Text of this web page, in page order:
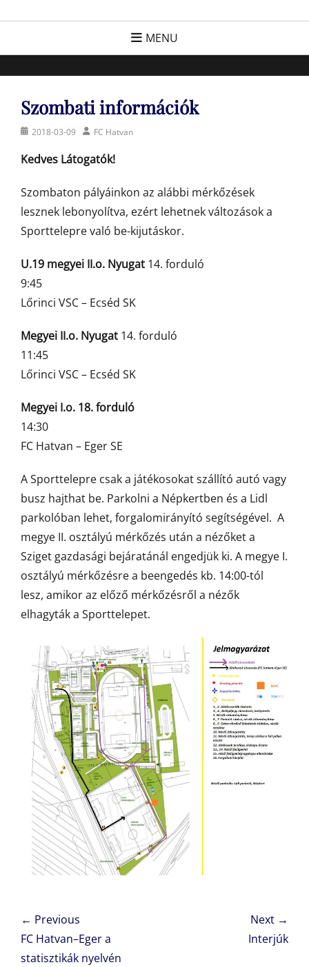
FC Hatvan
Egyesület a hatvani labdarúgásért, sportért!
MENU
Szombati információk
Posted2018-03-09 AuthorFC Hatvan
Kedves Látogatók!
Szombaton pályáinkon az alábbi mérkőzések
lesznek lebonyolítva, ezért lehetnek változások a
Sporttelepre való be-kijutáskor.
U.19 megyei II.o. Nyugat 14. forduló
9:45
Lőrinci VSC – Ecséd SK
Megyei II.o. Nyugat 14. forduló
11:45
Lőrinci VSC – Ecséd SK
Megyei I.o. 18. forduló
14:30
FC Hatvan – Eger SE
A Sporttelepre csak a játékosokat szállító autó vagy
busz hajthat be. Parkolni a Népkertben és a Lidl
parkolóban lehet, forgalomirányító segítségével. A
megye II. osztályú mérkőzés után a nézőket a
Sziget gazdasági bejáratánál engedjük ki. A megye I.
osztályú mérkőzésre a beengedés kb. 14:00-tól
lesz, amikor az előző mérkőzésről a nézők
elhagyták a Sporttelepet.
Bejegyzés
navigáció
← Previous
Previous
post:
FC Hatvan–Eger a
statisztikák nyelvén
Next →
Interjúk